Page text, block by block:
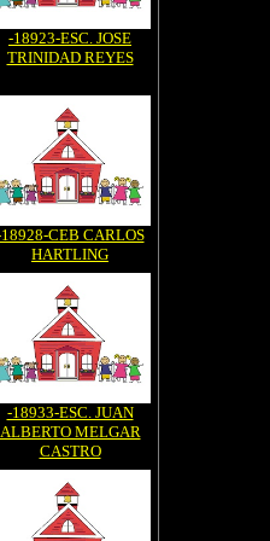
-18923-ESC. JOSE
TRINIDAD REYES
CEB CARLOS
HARTLING
-18933-ESC. JUAN
ALBERTO MELGAR
CASTRO